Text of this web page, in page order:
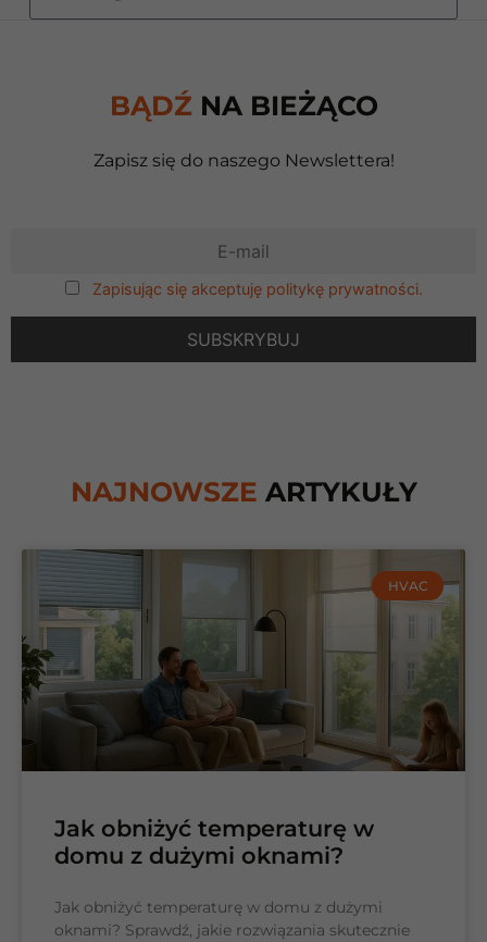
BĄDŹ NA BIEŻĄCO
Zapisz się do naszego Newslettera!
Zapisując się akceptuję politykę prywatności.
NAJNOWSZE ARTYKUŁY
HVAC
Jak obniżyć temperaturę w
domu z dużymi oknami?
Jak obniżyć temperaturę w domu z dużymi
oknami? Sprawdź, jakie rozwiązania skutecznie